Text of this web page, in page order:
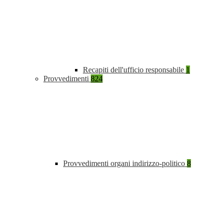
Recapiti dell'ufficio responsabile 1
Provvedimenti 824
Provvedimenti organi indirizzo-politico 8